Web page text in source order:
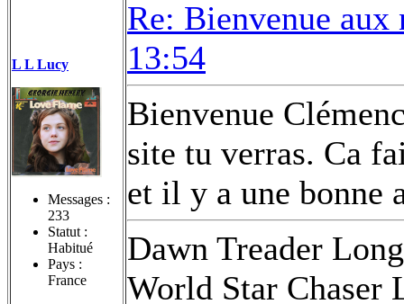
L L Lucy
Messages :
233
Statut :
Habitué
Pays :
France
Re: Bienvenue
13:54
Bienvenue
site tu verras. Ca
et il y a une bonne
Dawn Treader
World Star Chaser